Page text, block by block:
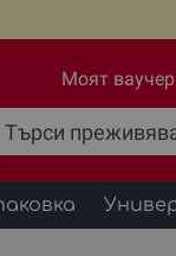
Моят ваучер